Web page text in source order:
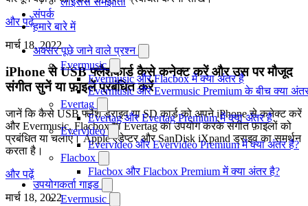
संपर्क
हमारे बारे में
अक्सर पूछे जाने वाले प्रश्न
Evermusic
Evermusic और Flacbox में क्या अंतर है
Evermusic और Evermusic Premium के बीच क्या
Evertag
Evertag और Evertag Premium में क्या अंतर है
Evervideo
Evervideo और Evervideo Premium में क्या अंतर है?
Flacbox
Flacbox और Flacbox Premium में क्या अंतर है?
उपयोगकर्ता गाइड
Evermusic
और पढ़ें
मार्च 18, 2022
iPhone से USB फ्लैशकार्ड कैसे कनेक्ट करें और उस पर मौजूद
संगीत सुनें या फ़ाइलें प्रबंधित करें
जानें कि कैसे USB फ्लैश ड्राइव या SD कार्ड को अपने iPhone से कनेक्ट करें
और Evermusic, Flacbox या Evertag का उपयोग करके संगीत फ़ाइलों को
प्रबंधित या चलाएं। Apple एडेप्टर और SanDisk iXpand ड्राइव का समर्थन
करता है।
और पढ़ें
मार्च 18, 2022